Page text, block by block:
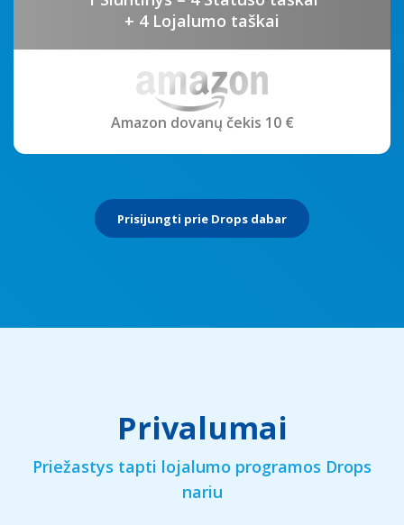
+ 4 Lojalumo taškai
Amazon dovanų čekis 10 €
Prisijungti prie Drops dabar
Privalumai
Priežastys tapti lojalumo programos Drops
nariu